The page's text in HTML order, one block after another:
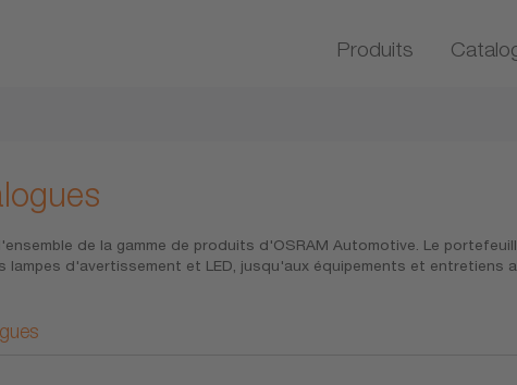
Produits
de la gamme de produits d'OSRAM Automotive. Le
lampes d'avertissement et LED, jusqu'aux équipements et entretiens